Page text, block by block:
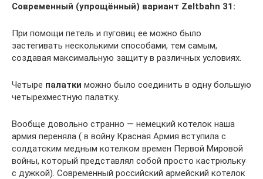
Современный (упрощённый) вариант Zeltbahn 31:
При помощи петель и пуговиц ее можно было
застегивать несколькими способами, тем самым,
создавая максимальную защиту в различных условиях.
Четыре палатки можно было соединить в одну большую
четырехместную палатку.
Вообще довольно странно — немецкий котелок наша
армия переняла ( в войну Красная Армия вступила с
солдатским медным котелком времен Первой Мировой
войны, который представлял собой просто кастрюльку
с дужкой). Современный российский армейский котелок